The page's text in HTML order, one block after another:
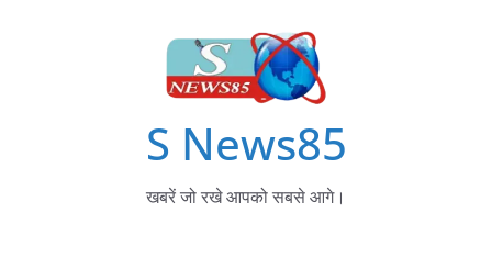
S News85
खबरें जो रखे आपको सबसे आगे।